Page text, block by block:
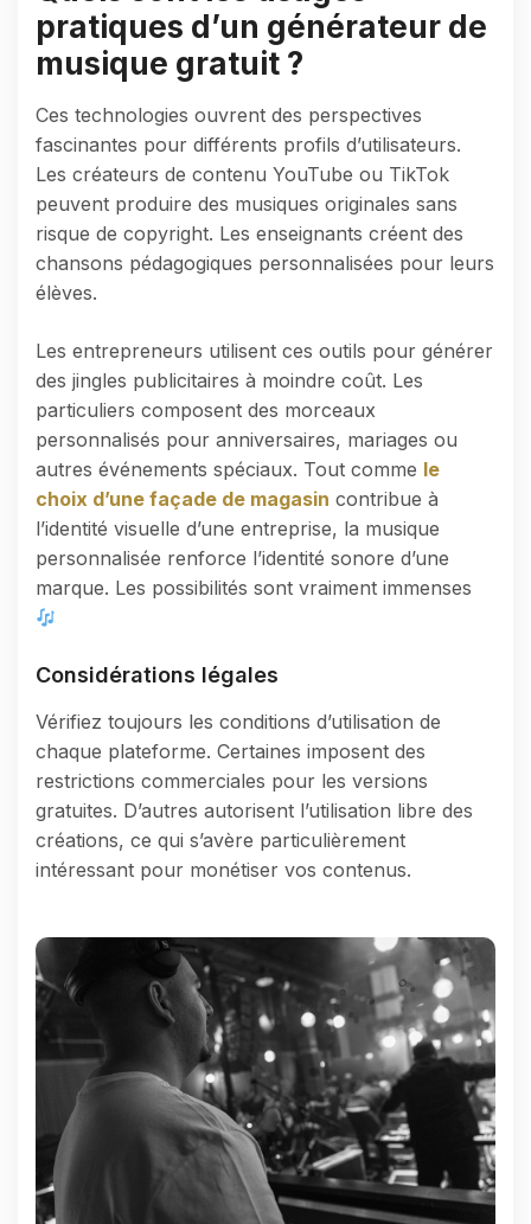
pratiques d’un générateur de
musique gratuit ?
Ces technologies ouvrent des perspectives
fascinantes pour différents profils d’utilisateurs.
Les créateurs de contenu YouTube ou TikTok
peuvent produire des musiques originales sans
risque de copyright. Les enseignants créent des
chansons pédagogiques personnalisées pour leurs
élèves.
Les entrepreneurs utilisent ces outils pour générer
des jingles publicitaires à moindre coût. Les
particuliers composent des morceaux
personnalisés pour anniversaires, mariages ou
autres événements spéciaux. Tout comme le
choix d’une façade de magasin contribue à
l’identité visuelle d’une entreprise, la musique
personnalisée renforce l’identité sonore d’une
marque. Les possibilités sont vraiment immenses
Considérations légales
Vérifiez toujours les conditions d’utilisation de
chaque plateforme. Certaines imposent des
restrictions commerciales pour les versions
gratuites. D’autres autorisent l’utilisation libre des
créations, ce qui s’avère particulièrement
intéressant pour monétiser vos contenus.